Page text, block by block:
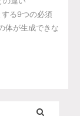
る9つの必須
体が生成できな